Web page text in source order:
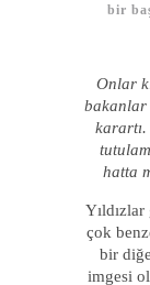
bir
Onlar
bakanlar
hatta
çok
bir
imgesi